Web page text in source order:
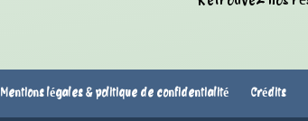
Mentions légales & politique de confidentialité Crédits